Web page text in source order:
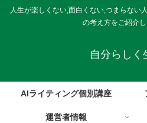
人生が楽しくない,面白くない,つまらない
の考え方をご紹介し
自分らしく
AIライティング個別講座
運営者情報